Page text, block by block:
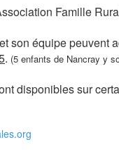
Famille
son équipe peuvent
. (5 enfants de Nancray y
disponibles sur